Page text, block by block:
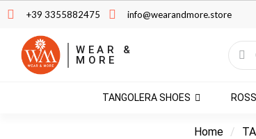
+39 3355882475 info@wearandmore.store
WEAR &
MORE
TANGOLERA SHOES
Home